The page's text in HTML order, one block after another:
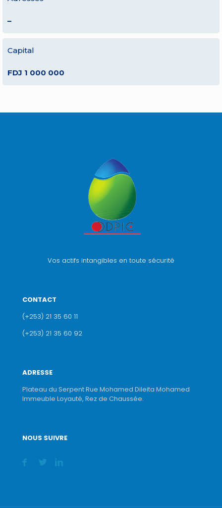
–
Capital
FDJ 1 000 000
Vos actifs intangibles en toute sécurité
CONTACT
(+253) 21 35 60 11
(+253) 21 35 60 92
ADRESSE
Plateau du Serpent Rue Mohamed Dileita Mohamed
Immeuble Loyauté, Rez de Chaussée.
NOUS SUIVRE